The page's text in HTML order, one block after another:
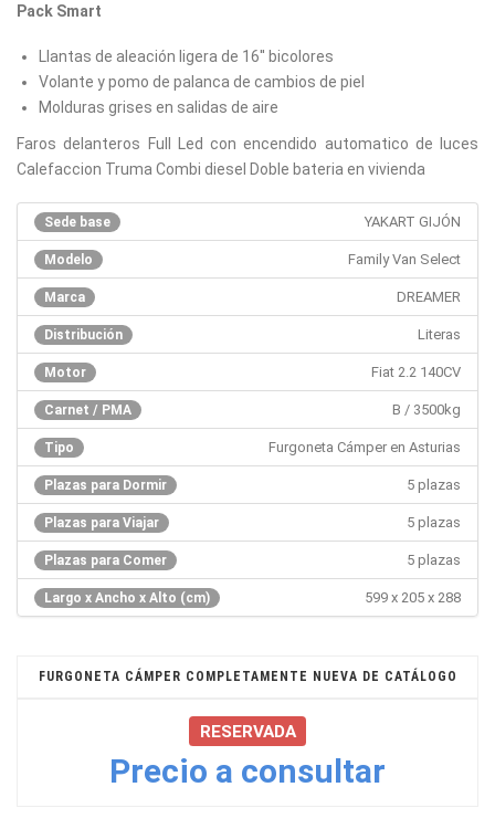
Pack Smart
Llantas de aleación ligera de 16'' bicolores
Volante y pomo de palanca de cambios de piel
Molduras grises en salidas de aire
Faros delanteros Full Led con encendido automatico de luces
Calefaccion Truma Combi diesel Doble bateria en vivienda
Sede base YAKART GIJÓN
Modelo Family Van Select
Marca DREAMER
Distribución Literas
Motor Fiat 2.2 140CV
Carnet / PMA B / 3500kg
Tipo Furgoneta Cámper en Asturias
Plazas para Dormir 5 plazas
Plazas para Viajar 5 plazas
Plazas para Comer 5 plazas
Largo x Ancho x Alto (cm) 599 x 205 x 288
FURGONETA CÁMPER COMPLETAMENTE NUEVA DE CATÁLOGO
RESERVADA
Precio a consultar